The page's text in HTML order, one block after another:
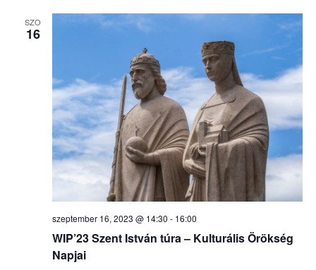
SZO
16
WIP’23 Szent István túra – Kulturális Örökség
Napjai
szeptember 16, 2023 @ 14:30 - 16:00